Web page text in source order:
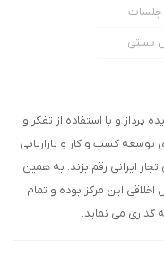
جلسات
پستی
پرداز و با استفاده از تفکر و
توسعه کسب و کار و بازاریابی
ایرانی رقم بزند. به همین
این مرکز بوده و تمام
گذاری می نماید.